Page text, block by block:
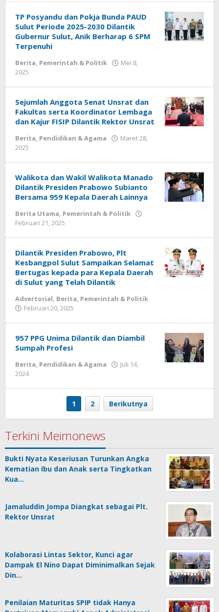
TP Posyandu dan Pokja Bunda PAUD
Sulut Periode 2025-2030 Dilantik
Gubernur Sulut, Anik Berharap 6 SPM
Terpenuhi
Berita, Pemerintah & Politik
Mei 8,
2025
Sejumlah Anggota Senat Unsrat dan
Fakultas serta Koordinator Lembaga
dan Kajur FISIP Dilantik Rektor Unsrat
Berita, Pendidikan & Agama
Maret 28,
2025
Walikota dan Wakil Walikota Manado
Dilantik Presiden Prabowo Subianto
Bersama 959 Kepala Daerah Lainnya
Berita Utama, Pemerintah & Politik
Februari 21, 2025
Dilantik Presiden Prabowo, Plt
Kesbangpol Sulut Sampaikan Selamat
Bertugas kepada para Kepala Daerah
di Sulut yang Telah Dilantik
Advertorial, Berita, Pemerintah & Politik
Februari 20, 2025
957 PPG Unima Dilantik dan Diambil
Sumpah Profesi
Berita, Pendidikan & Agama
Juli 14,
2024
1 2 Berikutnya
Terkini Meimonews
Bukti Nyata Keseriusan Turunkan Angka
Kematian Ibu dan Anak serta Tingkatkan
Kua…
Jamaluddin Jompa Diangkat sebagai Plt.
Rektor Unsrat
Kolaborasi Lintas Sektor, Kunci agar
Dampak El Nino Dapat Diminimalkan Sejak
Din…
Penilaian Maturitas SPIP tidak Hanya